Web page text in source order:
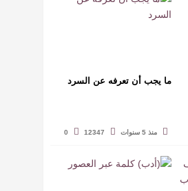
ما يجب أن تعرفه عن السرد
منذ 5 سنوات 12347
0